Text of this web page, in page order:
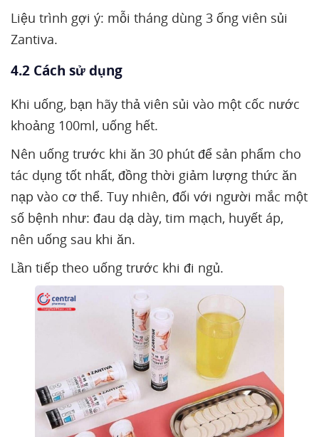
Liệu trình gợi ý: mỗi tháng dùng 3 ống viên sủi
Zantiva.
4.2 Cách sử dụng
Khi uống, bạn hãy thả viên sủi vào một cốc nước
khoảng 100ml, uống hết.
Nên uống trước khi ăn 30 phút để sản phẩm cho
tác dụng tốt nhất, đồng thời giảm lượng thức ăn
nạp vào cơ thể. Tuy nhiên, đối với người mắc một
số bệnh như: đau dạ dày, tim mạch, huyết áp,
nên uống sau khi ăn.
Lần tiếp theo uống trước khi đi ngủ.